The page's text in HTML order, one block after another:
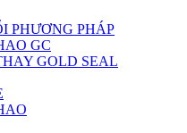
PHƯƠNG PHÁP
GC
GOLD SEAL